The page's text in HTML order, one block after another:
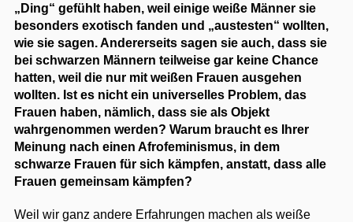
„Ding“ gefühlt haben, weil einige weiße Männer sie
besonders exotisch fanden und „austesten“ wollten,
wie sie sagen. Andererseits sagen sie auch, dass sie
bei schwarzen Männern teilweise gar keine Chance
hatten, weil die nur mit weißen Frauen ausgehen
wollten. Ist es nicht ein universelles Problem, das
Frauen haben, nämlich, dass sie als Objekt
wahrgenommen werden? Warum braucht es Ihrer
Meinung nach einen Afrofeminismus, in dem
schwarze Frauen für sich kämpfen, anstatt, dass alle
Frauen gemeinsam kämpfen?
Weil wir ganz andere Erfahrungen machen als weiße